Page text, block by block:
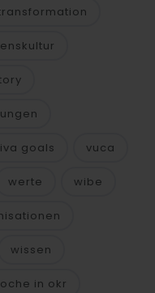
goals vuca
werte wibe
wissen
in okr